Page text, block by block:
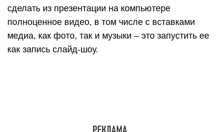
сделать из презентации на компьютере
полноценное видео, в том числе с вставками
медиа, как фото, так и музыки – это запустить ее
как запись слайд-шоу.
только использовать вариант «Сохранить как» из